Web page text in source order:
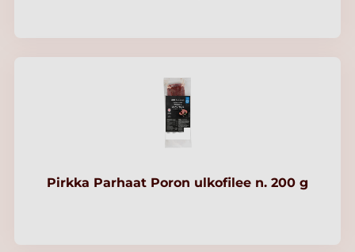
Pirkka Parhaat Poron ulkofilee n. 200 g